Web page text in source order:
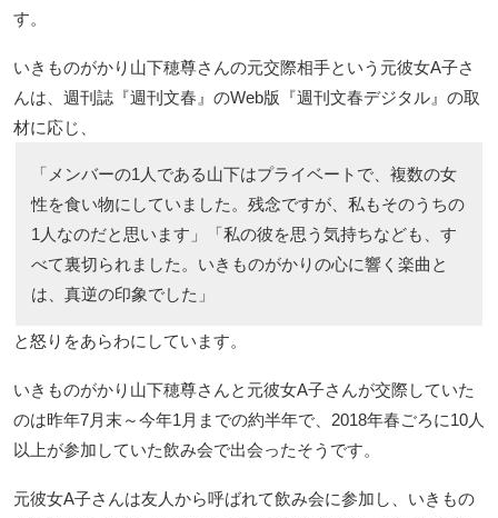
す。
いきものがかり山下穂尊さんの元交際相手という元彼女A子さ
んは、週刊誌『週刊文春』のWeb版『週刊文春デジタル』の取
材に応じ、
「メンバーの1人である山下はプライベートで、複数の女
性を食い物にしていました。残念ですが、私もそのうちの
1人なのだと思います」「私の彼を思う気持ちなども、す
べて裏切られました。いきものがかりの心に響く楽曲と
は、真逆の印象でした」
と怒りをあらわにしています。
いきものがかり山下穂尊さんと元彼女A子さんが交際していた
のは昨年7月末～今年1月までの約半年で、2018年春ごろに10人
以上が参加していた飲み会で出会ったそうです。
元彼女A子さんは友人から呼ばれて飲み会に参加し、いきもの